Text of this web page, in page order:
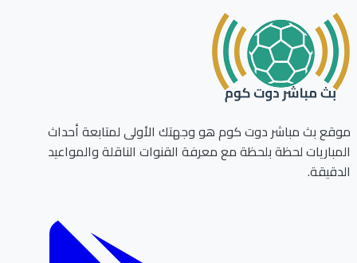
بث مباشر دوت كوم هو وجهتك الأولى لمتابعة أحداث
لحظة بلحظة مع معرفة القنوات الناقلة والمواعيد